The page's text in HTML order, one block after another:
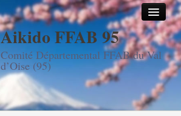
Aikido FFAB 95
Comité Départemental FFAB du Val
d’Oise (95)
Accueil
Les dojos
Stages
Les enseignants